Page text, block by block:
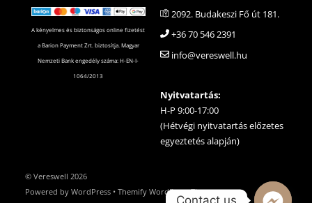
A kényelmes és biztonságos online fizetést
a Barion Payment Zrt. biztosítja. Magyar
Nemzeti Bank engedély száma: H-EN-I-
1064/2013
2092. Budakeszi Fő út 181.
+36 70 546 2391
info@vereswell.hu
Nyitvatartás:
H-P 9:00-17:00
(Hétvégi nyitvatartás előzetes
egyeztetés alapján)
© Vereswell 2026
Powered by WordPress• Themify WordPress Themes
Contact us